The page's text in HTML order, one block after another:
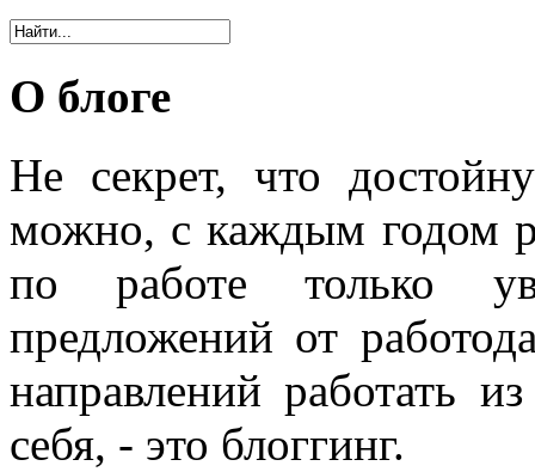
О блоге
Не секрет, что
можно, с каждым годом
по работе только
предложений от
направлений работать
себя, - это блоггинг.